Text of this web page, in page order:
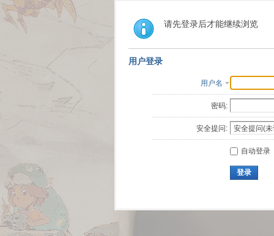
请先登录后才能继续浏览
用户登录
用户名
密码:
安全提问:
自动登录
登录